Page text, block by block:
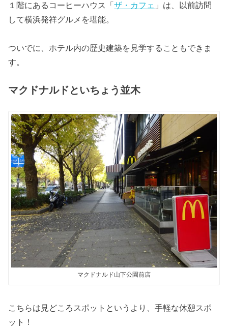
１階にあるコーヒーハウス「ザ・カフェ 」は、以前訪問
して横浜発祥グルメを堪能。
ついでに、ホテル内の歴史建築を見学することもできま
す。
マクドナルドといちょう並木
マクドナルド山下公園前店
こちらは見どころスポットというより、手軽な休憩スポ
ット！